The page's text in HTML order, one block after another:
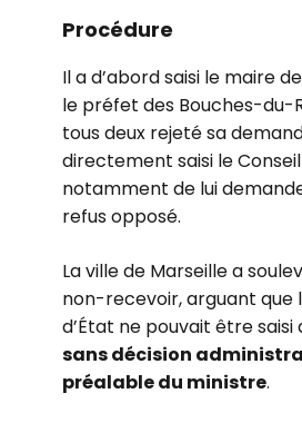
Procédure
Il a d’abord saisi le maire
le préfet des Bouches-du-
tous deux rejeté sa
directement saisi le
notamment de lui
refus opposé.
La ville de Marseille a
non-recevoir, arguant que
d’État ne pouvait être
sans décision
préalable du ministre.